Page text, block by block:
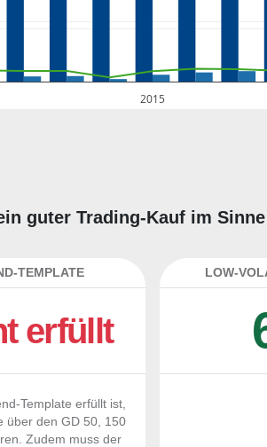
2015
guter Trading-Kauf im
TEMPLATE
erfüllt
Template erfüllt ist,
über den GD 50, 150
Zudem muss der
LOW-